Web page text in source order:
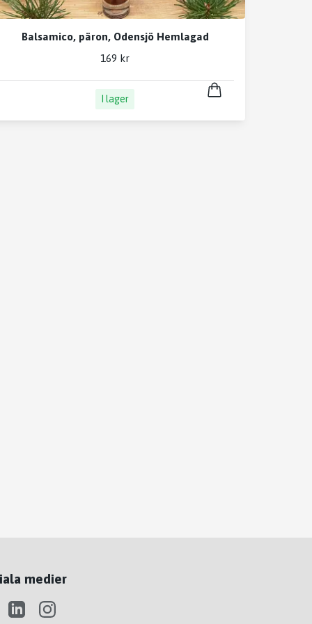
Balsamico, päron, Odensjö Hemlagad
169 kr
I lager
medier